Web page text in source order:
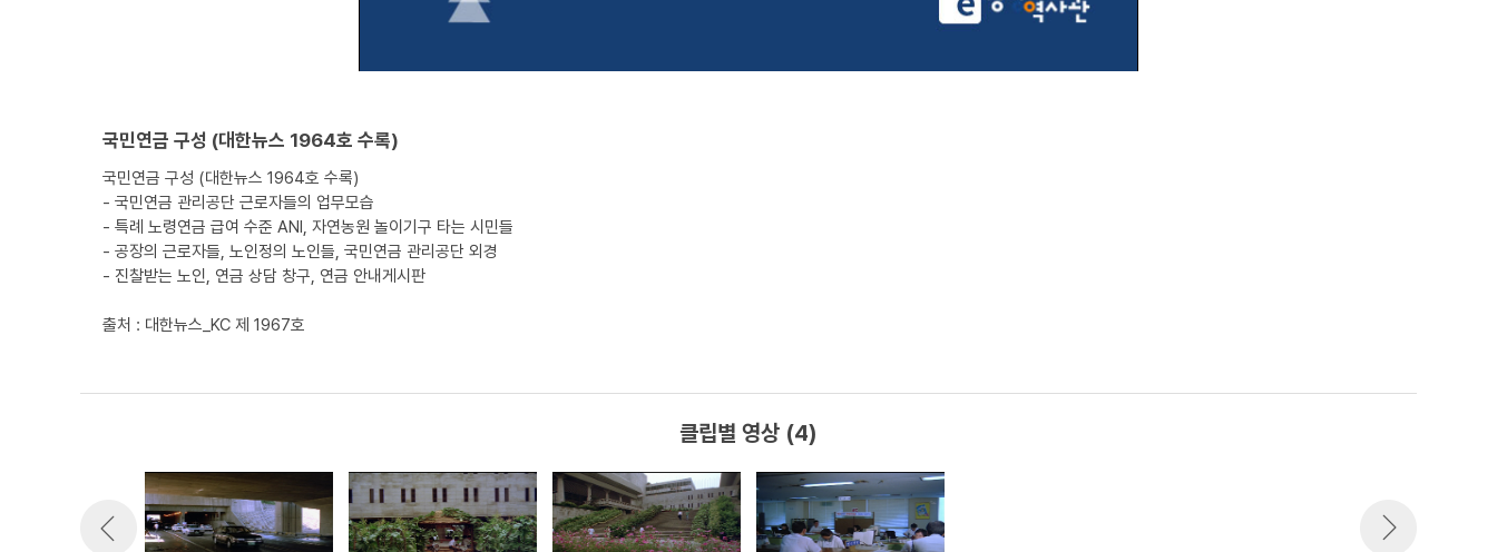
국민연금 구성 (대한뉴스 1964호 수록)
국민연금 구성 (대한뉴스 1964호 수록)
- 국민연금 관리공단 근로자들의 업무모습
- 특례 노령연금 급여 수준 ANI, 자연농원 놀이기구 타는 시민들
- 공장의 근로자들, 노인정의 노인들, 국민연금 관리공단 외경
- 진찰받는 노인, 연금 상담 창구, 연금 안내게시판
출처 : 대한뉴스_KC 제 1967호
클립별 영상 (4)